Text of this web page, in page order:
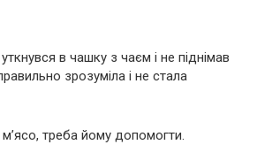
в чашку з чаєм і не піднімав
зрозуміла і не стала
м’ясо, треба йому допомогти.